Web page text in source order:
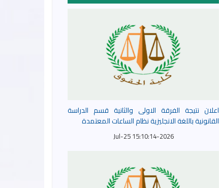
اعلان نتيجة الفرقة الاولى والثانية قسم الدراسة
القانونية باللغة الانجليزية نظام الساعات المعتمدة
2026-Jul-25 15:10:14